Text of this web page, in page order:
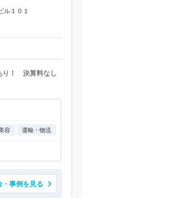
ル１０１
り！ 決算料なし
容 運輸・物流
・事例を見る